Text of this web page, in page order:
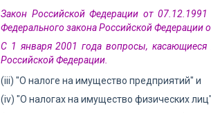
Закон Российской Федерации от
Федерального закона Российской Федерации
С 1 января 2001 года вопросы, касающиеся
Российской Федерации.
(iii) "О налоге на имущество предприятий" и
(iv) "О налогах на имущество физических лиц"